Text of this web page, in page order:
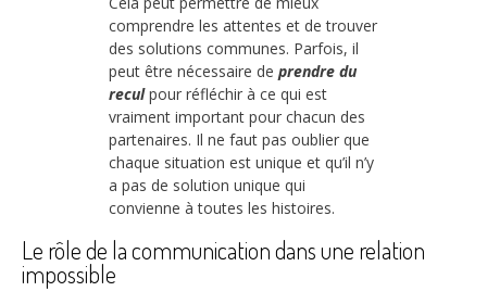
comprendre les attentes et de trouver
des solutions communes. Parfois, il
peut être nécessaire de prendre du
reculpour réfléchir à ce qui est
vraiment important pour chacun des
partenaires. Il ne faut pas oublier que
chaque situation est unique et qu’il n’y
a pas de solution unique qui
convienne à toutes les histoires.
Le rôle de la communication dans une relation
impossible